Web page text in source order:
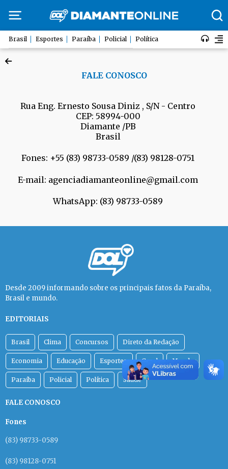
Brasil Esportes Paraíba Policial Política
FALE CONOSCO
Rua Eng. Ernesto Sousa Diniz , S/N - Centro
CEP: 58994-000
Diamante /PB
Brasil
Fones: +55 (83) 98733-0589 /(83) 98128-0751
E-mail: agenciadiamanteonline@gmail.com
WhatsApp: (83) 98733-0589
Desde 2009 informando sobre os principais fatos da Paraíba,
Brasil e mundo.
EDITORIAIS
Brasil Clima Concursos Direto da Redação
Economia Educação Esportes Geral Mundo
Paraíba Policial Política Saúde
FALE CONOSCO
Fones
(83) 98733-0589
(83) 98128-0751